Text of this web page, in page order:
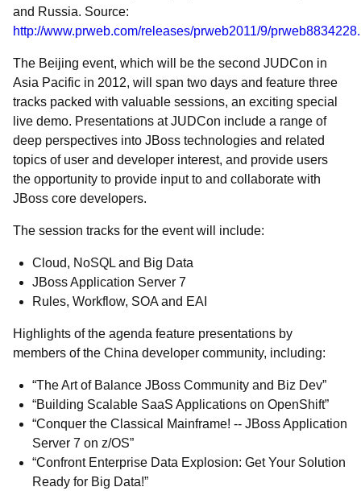
and Russia. Source:
http://www.prweb.com/releases/prweb2011/9/
The Beijing event, which will be the second JUDCon in
Asia Pacific in 2012, will span two days and feature three
tracks packed with valuable sessions, an exciting special
live demo. Presentations at JUDCon include a range of
deep perspectives into JBoss technologies and related
topics of user and developer interest, and provide users
the opportunity to provide input to and collaborate with
JBoss core developers.
The session tracks for the event will include:
Cloud, NoSQL and Big Data
JBoss Application Server 7
Rules, Workflow, SOA and EAI
Highlights of the agenda feature presentations by
members of the China developer community, including:
“The Art of Balance JBoss Community and Biz Dev”
“Building Scalable SaaS Applications on OpenShift”
“Conquer the Classical Mainframe! -- JBoss Application
Server 7 on z/OS”
“Confront Enterprise Data Explosion: Get Your Solution
Ready for Big Data!”